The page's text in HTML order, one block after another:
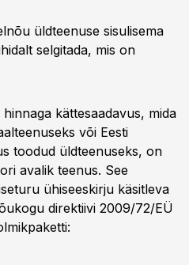
üldteenuse sisulisema
selgitada, mis on
kättesaadavus, mida
või Eesti
toodud üldteenuseks, on
avalik teenus. See
ühiseeskirju käsitleva
direktiivi 2009/72/EÜ